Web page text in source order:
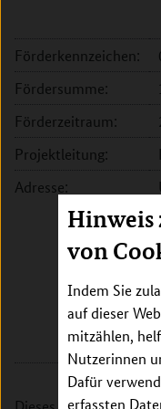
Hinweis
von
Indem Sie
auf dieser
mitzählen,
Nutzerinnen
Dafür
erfassten
Förderkennzeichen:
Fördersumme:
Förderzeitraum:
Projektleitung:
Adresse: